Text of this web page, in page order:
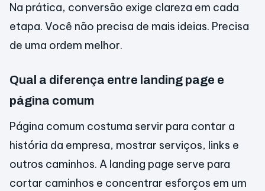
Na prática, conversão exige clareza em cada
etapa. Você não precisa de mais ideias. Precisa
de uma ordem melhor.
Qual a diferença entre landing page e
página comum
Página comum costuma servir para contar a
história da empresa, mostrar serviços, links e
outros caminhos. A landing page serve para
cortar caminhos e concentrar esforços em um